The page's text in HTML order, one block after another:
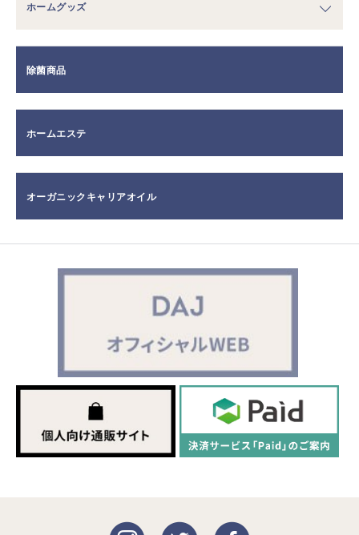
ホームグッズ
除菌商品
ホームエステ
オーガニックキャリアオイル